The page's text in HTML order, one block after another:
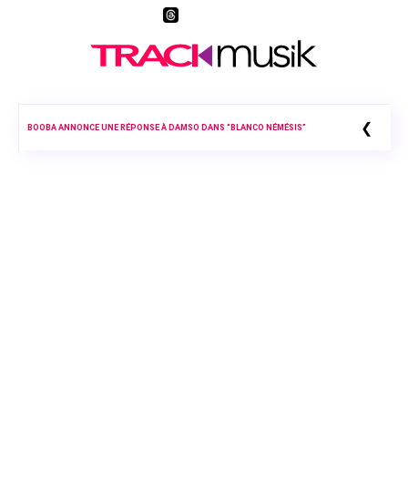
BOOBA ANNONCE UNE RÉPONSE À DAMSO DANS “BLANCO NÉMÉSIS” ❮